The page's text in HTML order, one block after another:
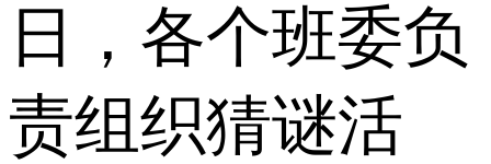
日，各个班委负
责组织猜谜活